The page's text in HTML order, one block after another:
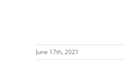
June 17th, 2021